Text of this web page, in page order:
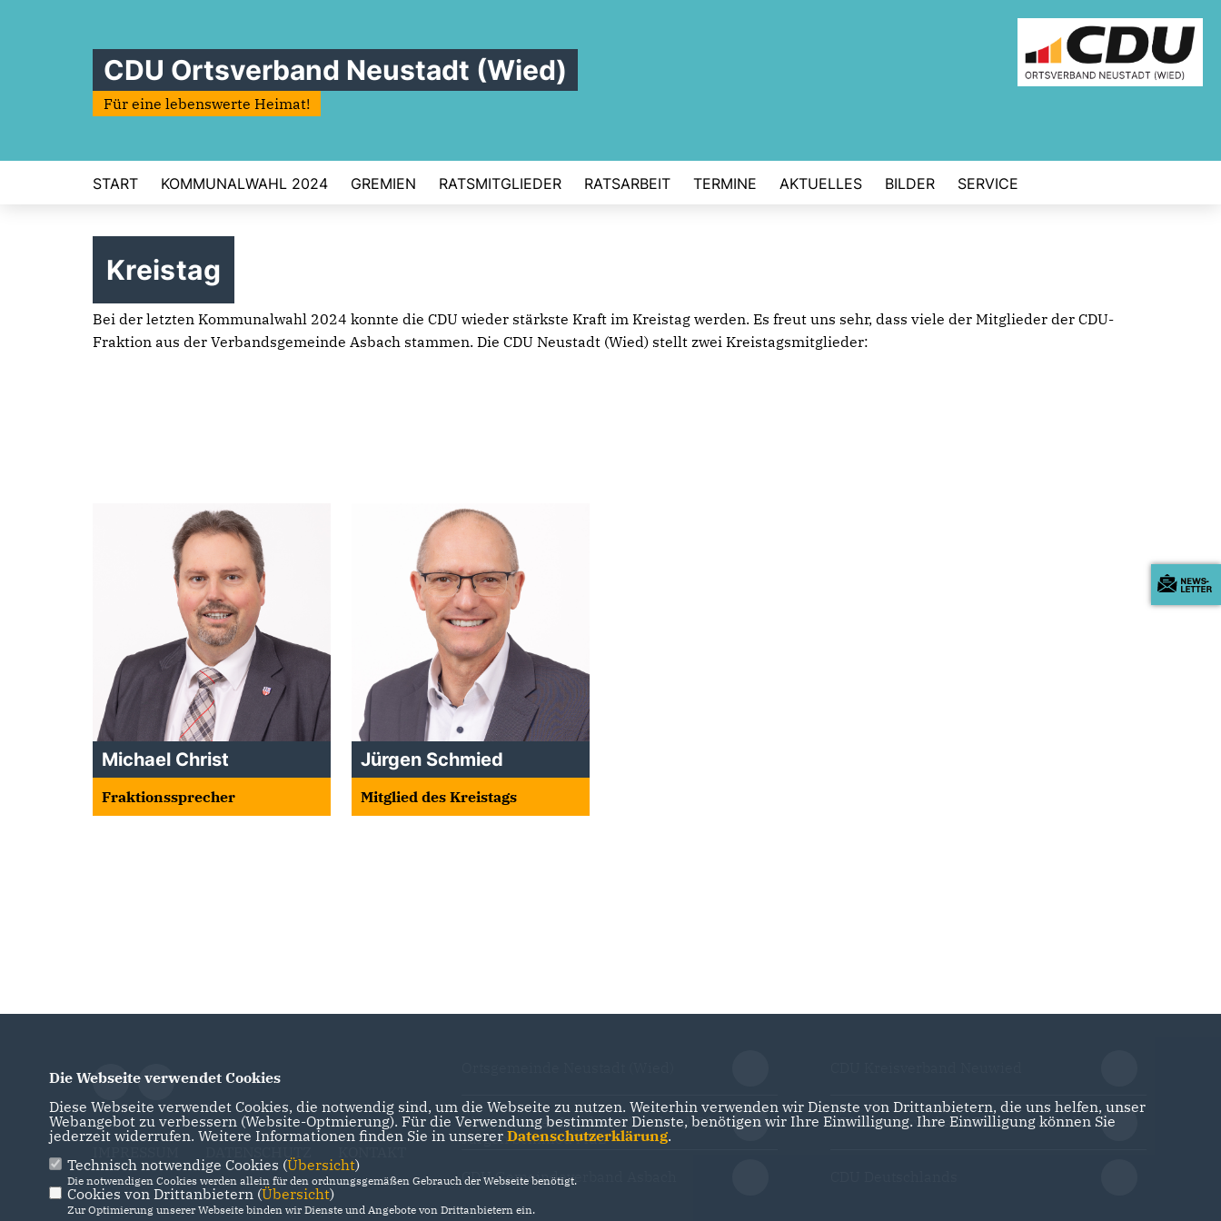
CDU Ortsverband Neustadt (Wied)
Für eine lebenswerte Heimat!
START KOMMUNALWAHL 2024 GREMIEN RATSMITGLIEDER RATSARBEIT TERMINE AKTUELLES BILDER SERVICE
Kreistag
Bei der letzten Kommunalwahl 2024 konnte die CDU wieder stärkste Kraft im Kreistag werden. Es freut uns sehr, dass viele der Mitglieder der CDU-
Fraktion aus der Verbandsgemeinde Asbach stammen. Die CDU Neustadt (Wied) stellt zwei Kreistagsmitglieder:
Michael Christ
Fraktionssprecher
Jürgen Schmied
Mitglied des Kreistags
Abgeordneter Landtag Rheinland-Pfalz
Jürgen Schmied MdL
CDU Gemeindeverband Asbach
CDU Landesverband Rheinland-Pfalz
Die Webseite verwendet Cookies
Diese Webseite verwendet Cookies, die notwendig sind, um die Webseite zu nutzen. Weiterhin verwenden wir Dienste von Drittanbietern, die uns helfen, unser
Webangebot zu verbessern (Website-Optmierung). Für die Verwendung bestimmter Dienste, benötigen wir Ihre Einwilligung. Ihre Einwilligung können Sie
jederzeit widerrufen. Weitere Informationen finden Sie in unserer Datenschutzerklärung.
Technisch notwendige Cookies (Übersicht)
Die notwendigen Cookies werden allein für den ordnungsgemäßen Gebrauch der Webseite benötigt.
Cookies von Drittanbietern (Übersicht)
Zur Optimierung unserer Webseite binden wir Dienste und Angebote von Drittanbietern ein.